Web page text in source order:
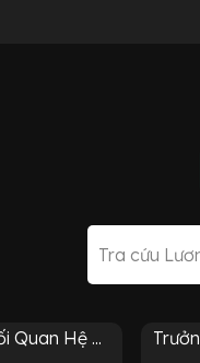
Quan Hệ ...